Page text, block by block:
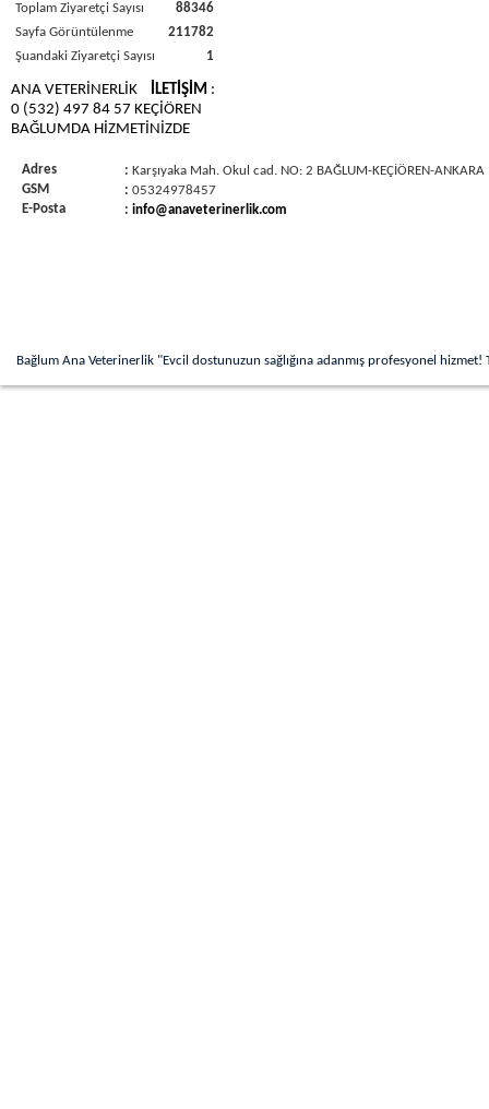
Toplam Ziyaretçi Sayısı
88346
Sayfa Görüntülenme
211782
Şuandaki Ziyaretçi Sayısı
1
ANA VETERİNERLİK İLETİŞİM :
0 (532) 497 84 57 KEÇİÖREN
BAĞLUMDA HİZMETİNİZDE
Adres : Karşıyaka Mah. Okul cad. NO: 2 BAĞLUM-KEÇİÖREN-ANKARA
GSM
: 05324978457
E-Posta
: info@anaveterinerlik.com
Bağlum Ana Veterinerlik "Evcil dostunuzun sağlığına adanmış profesyonel hizmet!